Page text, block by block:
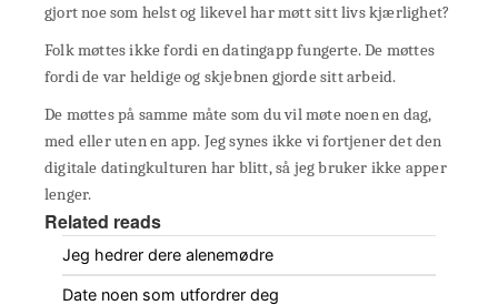
gjort noe som helst og likevel har møtt sitt livs kjærlighet?
Folk møttes ikke fordi en datingapp fungerte. De møttes
fordi de var heldige og skjebnen gjorde sitt arbeid.
De møttes på samme måte som du vil møte noen en dag,
med eller uten en app. Jeg synes ikke vi fortjener det den
digitale datingkulturen har blitt, så jeg bruker ikke apper
lenger.
Related reads
Jeg hedrer dere alenemødre
Date noen som utfordrer deg